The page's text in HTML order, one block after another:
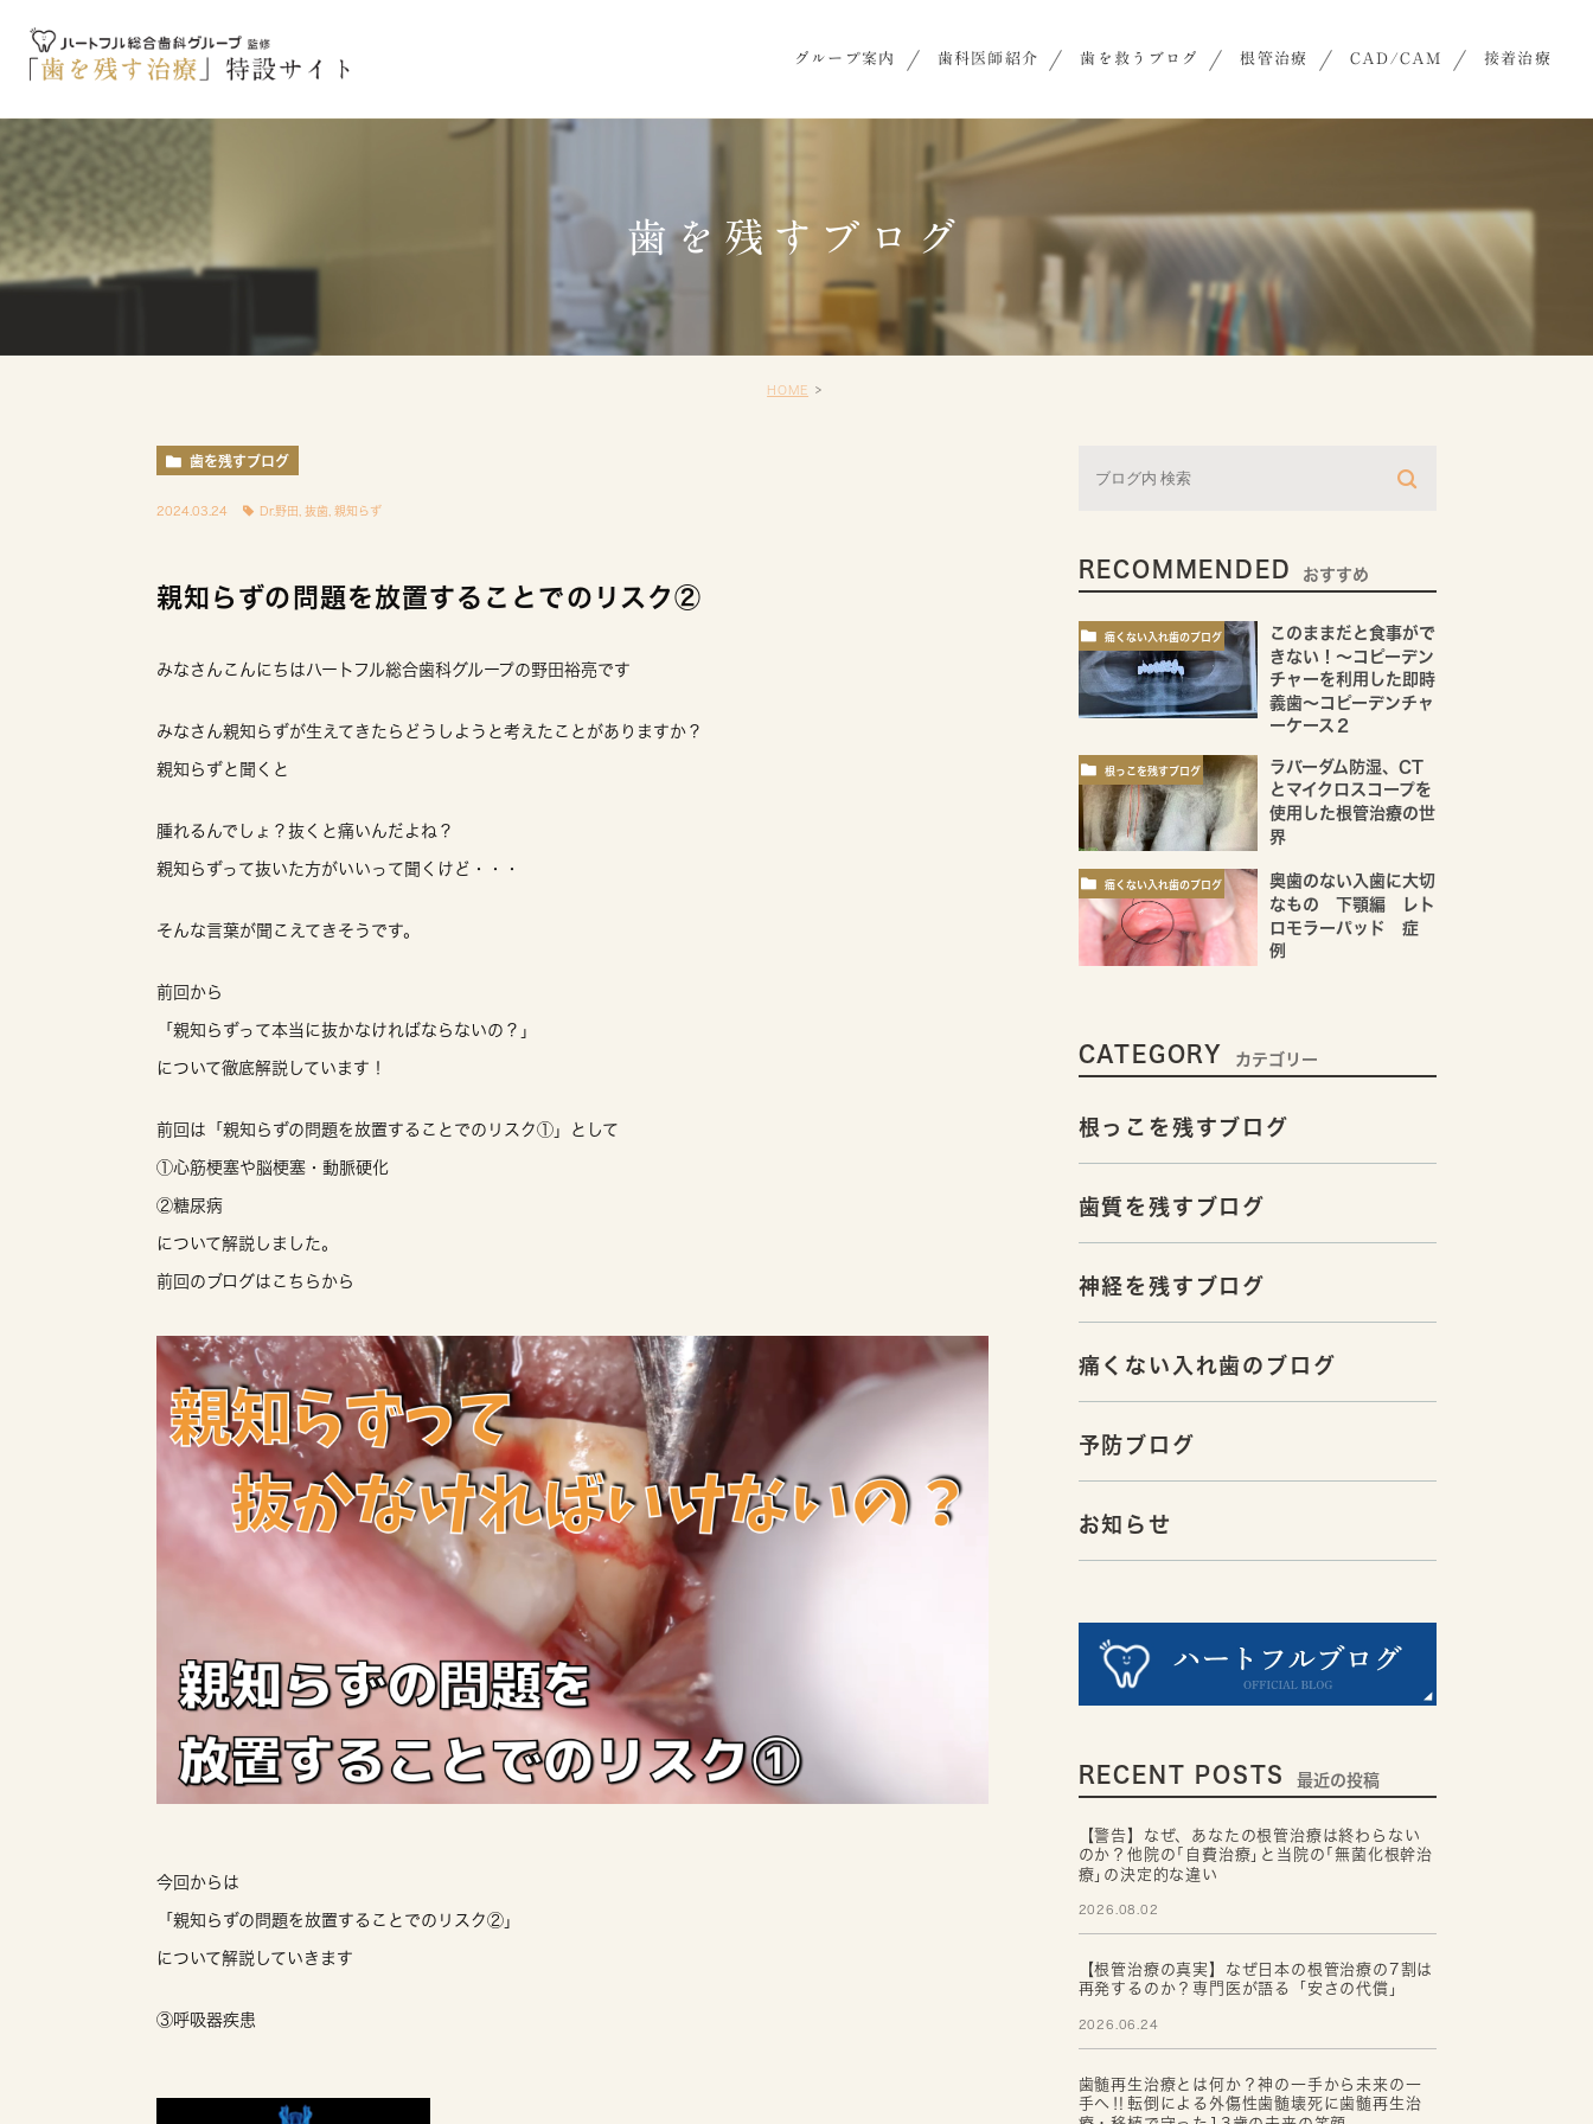
グループ案内 歯科医師紹介 歯を救うブログ 根管治療 CAD/CAM 接着治療
歯を残すブログ
HOME
歯を残すブログ
2024.03.24 Dr.野田 抜歯 親知らず
親知らずの問題を放置することでのリスク②
みなさんこんにちはハートフル総合歯科グループの野田裕亮です
みなさん親知らずが生えてきたらどうしようと考えたことがありますか？
親知らずと聞くと
腫れるんでしょ？抜くと痛いんだよね？
親知らずって抜いた方がいいって聞くけど・・・
そんな言葉が聞こえてきそうです。
前回から
「親知らずって本当に抜かなければならないの？」
について徹底解説しています！
前回は「親知らずの問題を放置することでのリスク①」として
①心筋梗塞や脳梗塞・動脈硬化
②糖尿病
について解説しました。
前回のブログはこちらから
今回からは
「親知らずの問題を放置することでのリスク②」
について解説していきます
③呼吸器疾患
RECOMMENDED おすすめ
痛くない入れ歯のブログ
このままだと食事がで
きない！～コピーデン
チャーを利用した即時
義歯～コピーデンチャ
ーケース２
根っこを残すブログ
ラバーダム防湿、CT
とマイクロスコープを
使用した根管治療の世
界
痛くない入れ歯のブログ
奥歯のない入歯に大切
なもの 下顎編 レト
ロモラーパッド 症
例
CATEGORY カテゴリー
根っこを残すブログ
歯質を残すブログ
神経を残すブログ
痛くない入れ歯のブログ
予防ブログ
お知らせ
RECENT POSTS 最近の投稿
【警告】なぜ、あなたの根管治療は終わらない
のか？他院の｢自費治療｣と当院の｢無菌化根幹治
療｣の決定的な違い
2026.08.02
【根管治療の真実】なぜ日本の根管治療の7割は
再発するのか？専門医が語る「安さの代償」
2026.06.24
歯髄再生治療とは何か？神の一手から未来の一
手へ‼転倒による外傷性歯髄壊死に歯髄再生治